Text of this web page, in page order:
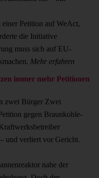
einer Petition auf WeAct,
die Initiative
muss sich auf EU-
Mehr erfahren
immer mehr Petitionen
zwei Bürger Zwei
gegen Braunkohle-
und verliert vor Gericht.
nahe der